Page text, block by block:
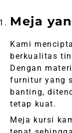
Meja
Kami
berkualitas
Dengan
furnitur yang
banting,
tetap kuat.
Meja kursi